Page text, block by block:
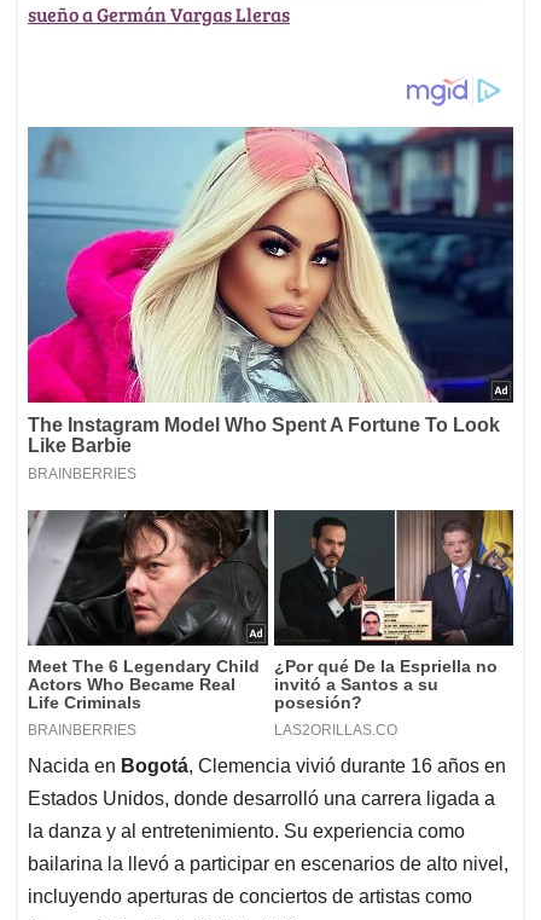
sueño a Germán Vargas Lleras
Nacida en Bogotá, Clemencia vivió durante 16 años en
Estados Unidos, donde desarrolló una carrera ligada a
la danza y al entretenimiento. Su experiencia como
bailarina la llevó a participar en escenarios de alto nivel,
incluyendo aperturas de conciertos de artistas como